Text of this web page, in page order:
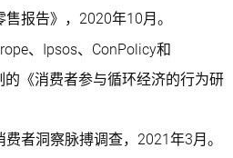
报告》，2020年10月。
、Ipsos、ConPolicy和
《消费者参与循环经济的行为研
者洞察脉搏调查，2021年3月。